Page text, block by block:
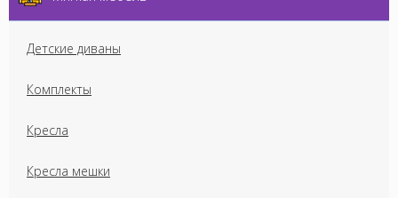
Детские диваны
Комплекты
Кресла
Кресла мешки